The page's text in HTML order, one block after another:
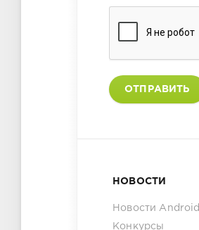
ОТПРАВИТЬ
НОВОСТИ
Новости Android
Конкурсы